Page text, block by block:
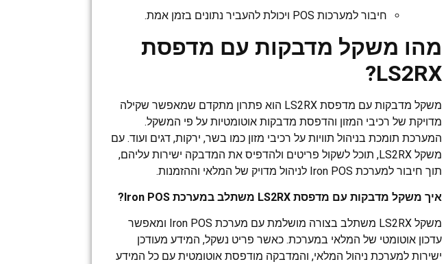
חיבור למערכות POS ויכולת להעביר נתונים בזמן אמת.
מהו משקל מדבקות עם מדפסת
LS2RX?
משקל מדבקות עם מדפסת LS2RX הוא פתרון מתקדם שמאפשר שקילה
מדויקת של רכיבי המזון והדפסת מדבקות אוטומטיות על פי המשקל.
המערכת תומכת בניהול תוויות על רכיבי מזון כמו בשר, ירקות, דגים ועוד. עם
משקל LS2RX, תוכל לשקול פריטים ולהדפיס את המדבקה ישירות עליהם,
תוך חיבור למערכת Iron POS לניהול מדויק של המלאי וההזמנות.
איך משקל מדבקות עם מדפסת LS2RX משתלב במערכת Iron POS?
משקל LS2RX משתלב בצורה מושלמת עם מערכת Iron POS ומאפשר
עדכון אוטומטי של המלאי במערכת. כאשר פריט נשקל, המידע מעודכן
ישירות למערכת ניהול המלאי, והמדבקה מודפסת אוטומטית עם כל המידע